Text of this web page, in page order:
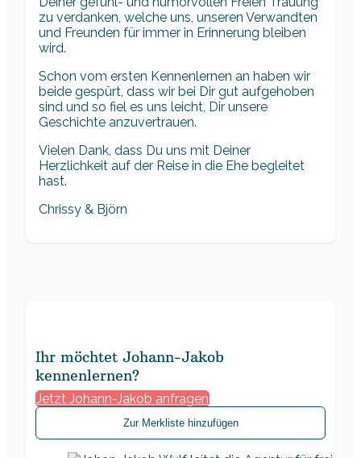
zu verdanken, welche uns, unseren Verwandten
und Freunden für immer in Erinnerung bleiben
wird.
Schon vom ersten Kennenlernen an haben wir
beide gespürt, dass wir bei Dir gut aufgehoben
sind und so fiel es uns leicht, Dir unsere
Geschichte anzuvertrauen.
Vielen Dank, dass Du uns mit Deiner
Herzlichkeit auf der Reise in die Ehe begleitet
hast.
Chrissy & Björn
Ihr möchtet Johann-Jakob
kennenlernen?
Jetzt Johann-Jakob anfragen
Zur Merkliste hinzufügen